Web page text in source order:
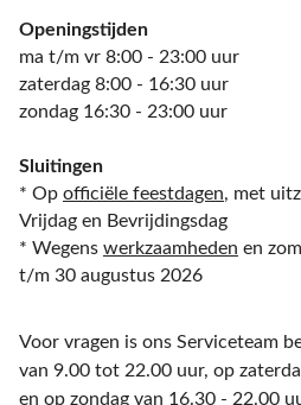
Openingstijden
ma t/m vr 8:00 - 23:00 uur
zaterdag 8:00 - 16:30 uur
zondag 16:30 - 23:00 uur
Sluitingen
* Op officiële feestdagen, met
Vrijdag en Bevrijdingsdag
* Wegens werkzaamheden en
t/m 30 augustus 2026
Voor vragen is ons Serviceteam
van 9.00 tot 22.00 uur, op
en op zondag van 16.30 - 22.00